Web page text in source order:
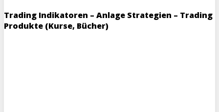
Trading Indikatoren – Anlage Strategien – Trading
Produkte (Kurse, Bücher)